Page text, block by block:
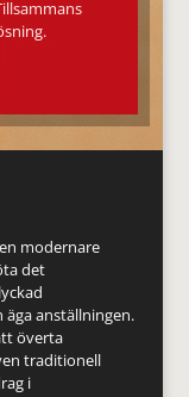
modernare
det
anställningen.
överta
traditionell
i